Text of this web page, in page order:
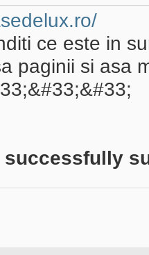
ce este in
paginii si asa
successfully